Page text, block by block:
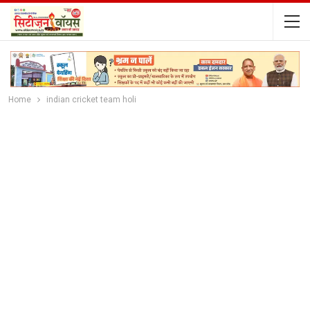
Home indian cricket team holi